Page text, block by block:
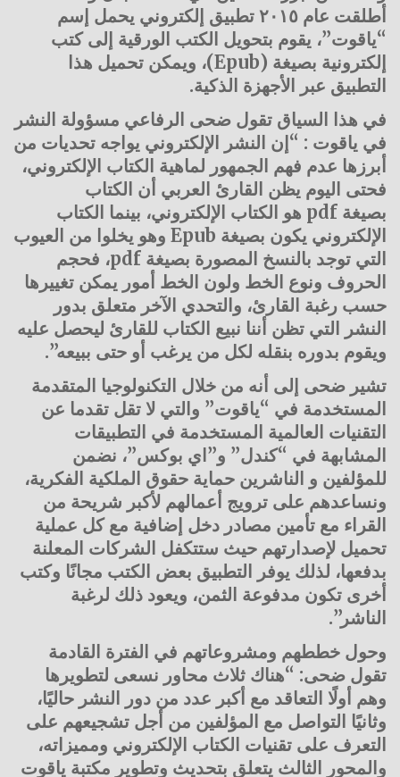
أطلقت عام ٢٠١٥ تطبيق إلكتروني يحمل إسم
“ياقوت”، يقوم بتحويل الكتب الورقية إلى كتب
إلكترونية بصيغة (Epub)، ويمكن تحميل هذا
التطبيق عبر الأجهزة الذكية.
في هذا السياق تقول ضحى الرفاعي مسؤولة النشر
في ياقوت : “إن النشر الإلكتروني يواجه تحديات من
أبرزها عدم فهم الجمهور لماهية الكتاب الإلكتروني،
فحتى اليوم يظن القارئ العربي أن الكتاب
بصيغة pdf هو الكتاب الإلكتروني، بينما الكتاب
الإلكتروني يكون بصيغة Epub وهو يخلوا من العيوب
التي توجد بالنسخ المصورة بصيغة pdf، فحجم
الحروف ونوع الخط ولون الخط أمور يمكن تغييرها
حسب رغبة القارئ، والتحدي الآخر متعلق بدور
النشر التي تظن أننا نبيع الكتاب للقارئ ليحصل عليه
ويقوم بدوره بنقله لكل من يرغب أو حتى ببيعه”.
تشير ضحى إلى أنه من خلال التكنولوجيا المتقدمة
المستخدمة في “ياقوت” والتي لا تقل تقدما عن
التقنيات العالمية المستخدمة في التطبيقات
المشابهة في “كندل” و”اي بوكس”، نضمن
للمؤلفين و الناشرين حماية حقوق الملكية الفكرية،
ونساعدهم على ترويج أعمالهم لأكبر شريحة من
القراء مع تأمين مصادر دخل إضافية مع كل عملية
تحميل لإصدارتهم حيث ستتكفل الشركات المعلنة
بدفعها، لذلك يوفر التطبيق بعض الكتب مجانًا وكتب
أخرى تكون مدفوعة الثمن، ويعود ذلك لرغبة
الناشر”.
وحول خططهم ومشروعاتهم في الفترة القادمة
تقول ضحى: “هناك ثلاث محاور نسعى لتطويرها
وهم أولًا التعاقد مع أكبر عدد من دور النشر حاليًا،
وثانيًا التواصل مع المؤلفين من أجل تشجيعهم على
التعرف على تقنيات الكتاب الإلكتروني ومميزاته،
والمحور الثالث يتعلق بتحديث وتطوير مكتبة ياقوت